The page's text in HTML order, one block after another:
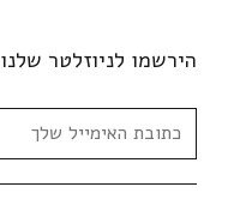
הירשמו לניוזלטר שלנו